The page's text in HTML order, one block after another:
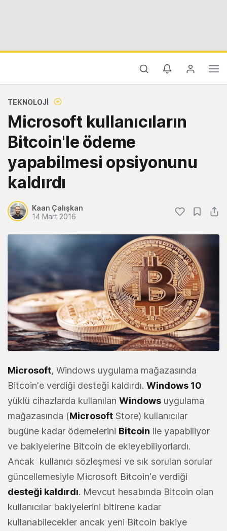
TEKNOLOJI
Microsoft kullanıcıların
Bitcoin'le ödeme
yapabilmesi opsiyonunu
kaldırdı
Kaan Çalışkan
14 Mart 2016
Microsoft, Windows uygulama mağazasında
Bitcoin'e verdiği desteği kaldırdı. Windows 10
yüklü cihazlarda kullanılan Windows uygulama
mağazasında (Microsoft Store) kullanıcılar
bugüne kadar ödemelerini Bitcoin ile yapabiliyor
ve bakiyelerine Bitcoin de ekleyebiliyorlardı.
Ancak kullanıcı sözleşmesi ve sık sorulan sorular
güncellemesiyle Microsoft Bitcoin'e verdiği
desteği kaldırdı. Mevcut hesabında Bitcoin olan
kullanıcılar bakiyelerini bitirene kadar
kullanabilecekler ancak yeni Bitcoin bakiye